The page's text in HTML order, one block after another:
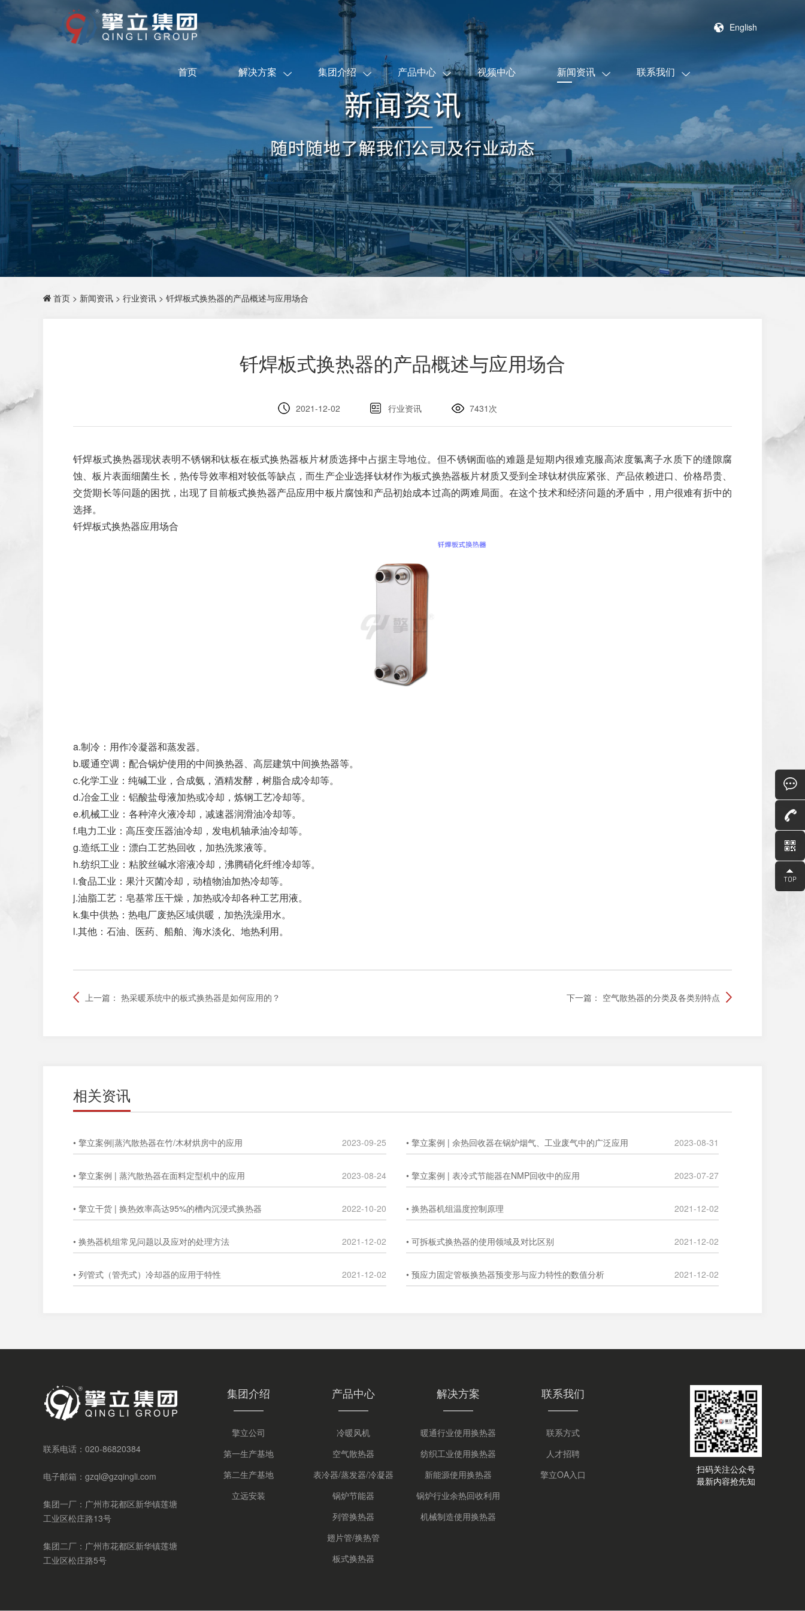
English
首页 解决方案 集团介绍 产品中心 视频中心 新闻资讯 联系我们
首页 > 新闻资讯 > 行业资讯 > 钎焊板式换热器的产品概述与应用场合
钎焊板式换热器的产品概述与应用场合
2021-12-02 行业资讯 7431次
钎焊板式换热器现状表明不锈钢和钛板在板式换热器板片材质选择中占据主导地位。但不锈钢面临的难题是短期内很难克服高浓度氯离子水质下的缝隙腐
蚀、板片表面细菌生长，热传导效率相对较低等缺点，而生产企业选择钛材作为板式换热器板片材质又受到全球钛材供应紧张、产品依赖进口、价格昂贵、
交货期长等问题的困扰，出现了目前板式换热器产品应用中板片腐蚀和产品初始成本过高的两难局面。在这个技术和经济问题的矛盾中，用户很难有折中的
选择。
钎焊板式换热器应用场合
a.制冷：用作冷凝器和蒸发器。
b.暖通空调：配合锅炉使用的中间换热器、高层建筑中间换热器等。
c.化学工业：纯碱工业，合成氨，酒精发酵，树脂合成冷却等。
d.冶金工业：铝酸盐母液加热或冷却，炼钢工艺冷却等。
e.机械工业：各种淬火液冷却，减速器润滑油冷却等。
f.电力工业：高压变压器油冷却，发电机轴承油冷却等。
g.造纸工业：漂白工艺热回收，加热洗浆液等。
h.纺织工业：粘胶丝碱水溶液冷却，沸腾硝化纤维冷却等。
i.食品工业：果汁灭菌冷却，动植物油加热冷却等。
j.油脂工艺：皂基常压干燥，加热或冷却各种工艺用液。
k.集中供热：热电厂废热区域供暖，加热洗澡用水。
l.其他：石油、医药、船舶、海水淡化、地热利用。
上一篇： 热采暖系统中的板式换热器是如何应用的？ 下一篇： 空气散热器的分类及各类别特点
相关资讯
• 擎立案例|蒸汽散热器在竹/木材烘房中的应用 2023-09-25 • 擎立案例 | 余热回收器在锅炉烟气、工业废气中的广泛应用 2023-08-31
• 擎立案例 | 蒸汽散热器在面料定型机中的应用 2023-08-24 • 擎立案例 | 表冷式节能器在NMP回收中的应用 2023-07-27
• 擎立干货 | 换热效率高达95%的槽内沉浸式换热器 2022-10-20 • 换热器机组温度控制原理 2021-12-02
• 换热器机组常见问题以及应对的处理方法 2021-12-02 • 可拆板式换热器的使用领域及对比区别 2021-12-02
• 列管式（管壳式）冷却器的应用于特性 2021-12-02 • 预应力固定管板换热器预变形与应力特性的数值分析 2021-12-02
联系电话： 020-86820384
电子邮箱： gzql@gzqingli.com
集团一厂：广州市花都区新华镇莲塘
工业区松庄路13号
集团二厂：广州市花都区新华镇莲塘
工业区松庄路5号
集团介绍
擎立公司
第一生产基地
第二生产基地
立远安装
产品中心
冷暖风机
空气散热器
表冷器/蒸发器/冷凝器
锅炉节能器
列管换热器
翅片管/换热管
板式换热器
解决方案
暖通行业使用换热器
纺织工业使用换热器
新能源使用换热器
锅炉行业余热回收利用
机械制造使用换热器
联系我们
联系方式
人才招聘
擎立OA入口
扫码关注公众号
最新内容抢先知